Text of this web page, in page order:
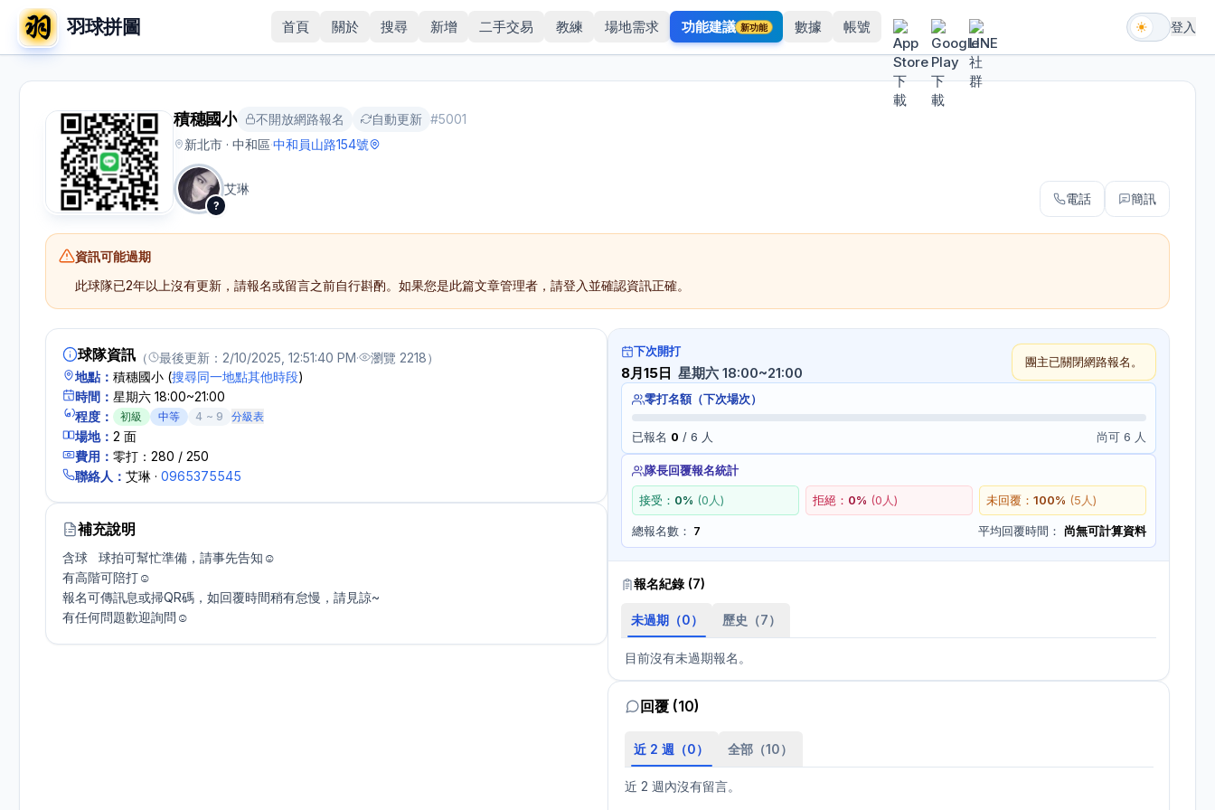
羽球拼圖 首頁 關於 搜尋 新增 二手交易 教練 場地需求 功能建議 新功能 數據 帳號 登入
積穗國小 不開放網路報名 自動更新 #5001
新北市 · 中和區·中和員山路154號
?
艾琳
電話 簡訊
資訊可能過期
此球隊已2年以上沒有更新，請報名或留言之前自行斟酌。如果您是此篇文章管理者，請登入並確認資訊正確。
球隊資訊 （ 最後更新： 2/10/2025, 12:51:40 PM· 瀏覽 2218）
地點： 積穗國小 (搜尋同一地點其他時段)
時間： 星期六 18:00~21:00
程度：
初級 中等 4 ~ 9 分級表
場地： 2 面
費用： 零打：280 / 250
聯絡人： 艾琳· 0965375545
補充說明
含球   球拍可幫忙準備，請事先告知☺️
有高階可陪打☺️
報名可傳訊息或掃QR碼，如回覆時間稍有怠慢，請見諒~
有任何問題歡迎詢問☺️
下次開打
8月15日 星期六 18:00~21:00
團主已關閉網路報名。
零打名額（下次場次）
已報名 0 / 6 人 尚可 6 人
隊長回覆報名統計
接受： 0% (0 人) 拒絕： 0% (0 人) 未回覆： 100% (5 人)
總報名數： 7 平均回覆時間： 尚無可計算資料
報名紀錄 (7)
未過期（0） 歷史（7）
目前沒有未過期報名。
回覆 (10)
近 2 週（0） 全部（10）
近 2 週內沒有留言。